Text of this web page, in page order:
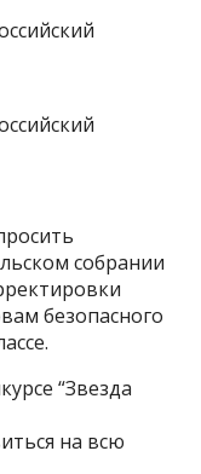
собрании
безопасного
“Звезда
на всю